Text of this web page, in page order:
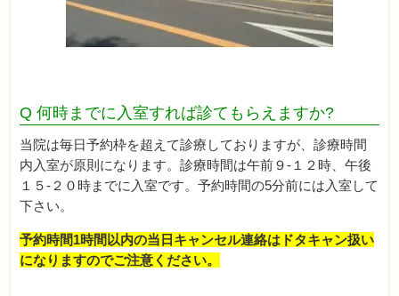
Q 何時までに入室すれば診てもらえますか?
当院は毎日予約枠を超えて診療しておりますが、診療時間
内入室が原則になります。診療時間は午前９-１２時、午後
１５-２０時までに入室です。予約時間の5分前には入室して
下さい。
予約時間1時間以内の当日キャンセル連絡はドタキャン扱い
になりますのでご注意ください。